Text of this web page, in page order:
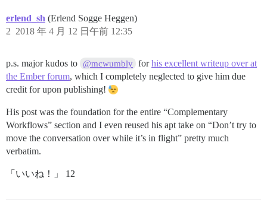
erlend_sh (Erlend Sogge Heggen)
2018 年 4 月 12 日午前 12:35
2
p.s. major kudos to @mcwumbly forhis excellent writeup over at
the Ember forum, which I completely neglected to give him due
credit for upon publishing!
His post was the foundation for the entire “Complementary
Workflows” section and I even reused his apt take on “Don’t try to
move the conversation over while it’s in flight” pretty much
verbatim.
「いいね！」 12